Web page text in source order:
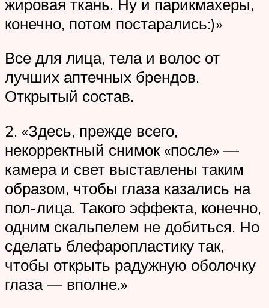
жировая ткань. Ну и парикмахеры,
конечно, потом постарались:)»
Все для лица, тела и волос от
лучших аптечных брендов.
Открытый состав.
2. «Здесь, прежде всего,
некорректный снимок «после» —
камера и свет выставлены таким
образом, чтобы глаза казались на
пол-лица. Такого эффекта, конечно,
одним скальпелем не добиться. Но
сделать блефаропластику так,
чтобы открыть радужную оболочку
глаза — вполне.»